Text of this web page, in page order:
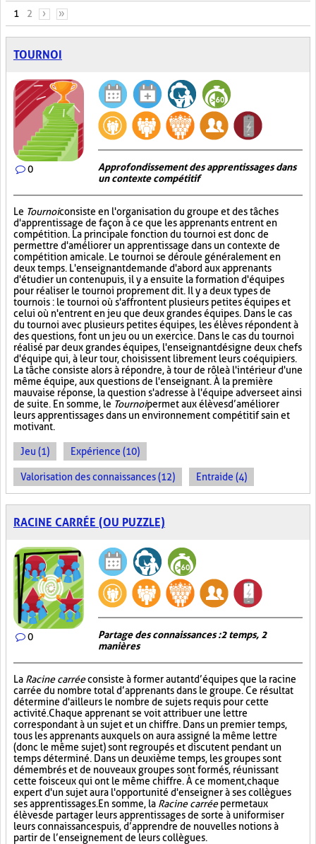
PAGES
1 2 › »
TOURNOI
0
Approfondissement des apprentissages dans
un contexte compétitif
Le Tournoiconsiste en l'organisation du groupe et des tâches
d'apprentissage de façon à ce que les apprenants entrent en
compétition. La principale fonction du tournoi est donc de
permettre d'améliorer un apprentissage dans un contexte de
compétition amicale. Le tournoi se déroule généralement en
deux temps. L'enseignant demande d'abord aux apprenants
d'étudier un contenu puis, il y a ensuite la formation d'équipes
pour réaliser le tournoi proprement dit. Il y a deux types de
tournois : le tournoi où s'affrontent plusieurs petites équipes et
celui où n'entrent en jeu que deux grandes équipes. Dans le cas
du tournoi avec plusieurs petites équipes, les élèves répondent à
des questions, font un jeu ou un exercice. Dans le cas du tournoi
réalisé par deux grandes équipes, l'enseignant désigne deux chefs
d'équipe qui, à leur tour, choisissent librement leurs coéquipiers.
La tâche consiste alors à répondre, à tour de rôle à l'intérieur d'une
même équipe, aux questions de l'enseignant. À la première
mauvaise réponse, la question s'adresse à l'équipe adverse et ainsi
de suite. En somme, le Tournoipermet aux élèves d’améliorer
leurs apprentissages dans un environnement compétitif sain et
motivant.
Jeu (1) Expérience (10)
Valorisation des connaissances (12) Entraide (4)
RACINE CARRÉE (OU PUZZLE)
0
Partage des connaissances : 2 temps, 2
manières
La Racine carréeconsiste à former autant d’équipes que la racine
carrée du nombre total d’apprenants dans le groupe. Ce résultat
détermine d'ailleurs le nombre de sujets requis pour cette
activité. Chaque apprenant se voit attribuer une lettre
correspondant à un sujet et un chiffre. Dans un premier temps,
tous les apprenants auxquels on aura assigné la même lettre
(donc le même sujet) sont regroupés et discutent pendant un
temps déterminé. Dans un deuxième temps, les groupes sont
démembrés et de nouveaux groupes sont formés, réunissant
cette fois ceux qui ont le même chiffre. À ce moment, chaque
expert d'un sujet aura l'opportunité d'enseigner à ses collègues
ses apprentissages. En somme, la Racine carréepermet aux
élèves de partager leurs apprentissages de sorte à uniformiser
leurs connaissances puis, d’apprendre de nouvelles notions à
partir de l’enseignement de leurs collègues.